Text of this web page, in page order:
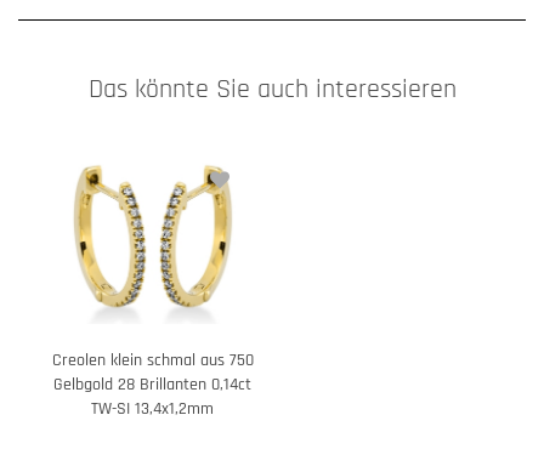
Das könnte Sie auch interessieren
Creolen klein schmal aus 750
Gelbgold 28 Brillanten 0,14ct
TW-SI 13,4x1,2mm